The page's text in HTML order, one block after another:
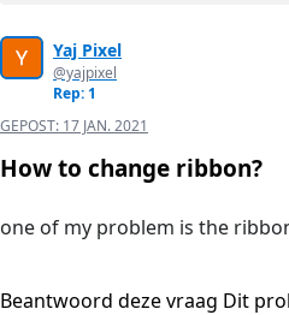
Yaj Pixel
@yajpixel
Rep: 1
GEPOST: 17 JAN. 2021
How to change ribbon?
one of my problem is the
Beantwoord deze vraag Dit